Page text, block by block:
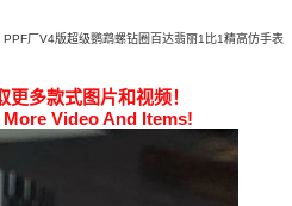
PPF厂V4版超级鹦鹉螺钻圈百达翡丽1比1精高仿手表
多款式图片和视频！
Video And Items!